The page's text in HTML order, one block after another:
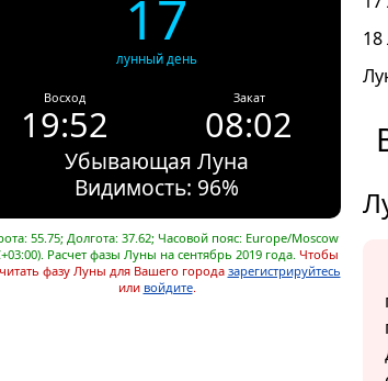
17
лунный день
Восход
19:52
Закат
08:02
Убывающая Луна
Видимость: 96%
55.75; Долгота: 37.62; Часовой пояс: Europe/Moscow
Расчет фазы Луны на сентябрь 2019 года. Чтобы
фазу Луны для Вашего города зарегистрируйтесь
или войдите.
18